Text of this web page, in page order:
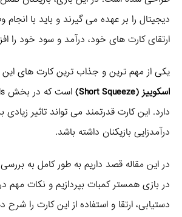
دیجیتال را بر عهده می‌ گیرند و باید با
ارتقای کارت‌ های خود، درآمد و سود خود را
یکی از مهم‌ ترین و جذاب‌ ترین کارت‌ های این
اسکوییز (Short Squeeze)
دارد. این کارت قدرتمند می‌ تواند تاثیر زیادی
درآمدزایی بازیکنان داشته باشد.
در این مقاله قصد داریم به طور کامل به
در بازی همستر کمبات بپردازیم و نکات مهم
دستیابی، ارتقا و استفاده از این کارت را شرح